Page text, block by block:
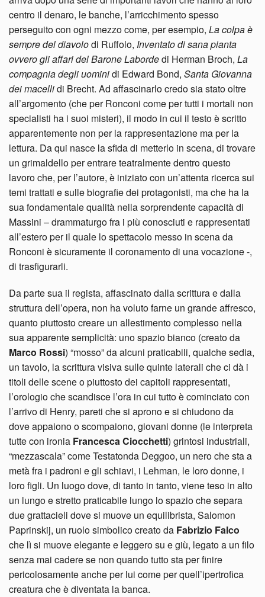
centro il denaro, le banche, l’arricchimento spesso
perseguito con ogni mezzo come, per esempio, La colpa è
sempre del diavolodi Ruffolo, Inventato di sana pianta
ovvero gli affari del Barone Labordedi Herman Broch, La
compagnia degli uominidi Edward Bond, Santa Giovanna
dei macellidi Brecht. Ad affascinarlo credo sia stato oltre
all’argomento (che per Ronconi come per tutti i mortali non
specialisti ha i suoi misteri), il modo in cui il testo è scritto
apparentemente non per la rappresentazione ma per la
lettura. Da qui nasce la sfida di metterlo in scena, di trovare
un grimaldello per entrare teatralmente dentro questo
lavoro che, per l’autore, è iniziato con un’attenta ricerca sui
temi trattati e sulle biografie dei protagonisti, ma che ha la
sua fondamentale qualità nella sorprendente capacità di
Massini – drammaturgo fra i più conosciuti e rappresentati
all’estero per il quale lo spettacolo messo in scena da
Ronconi è sicuramente il coronamento di una vocazione -,
di trasfigurarli.
Da parte sua il regista, affascinato dalla scrittura e dalla
struttura dell’opera, non ha voluto farne un grande affresco,
quanto piuttosto creare un allestimento complesso nella
sua apparente semplicità: uno spazio bianco (creato da
Marco Rossi) “mosso” da alcuni praticabili, qualche sedia,
un tavolo, la scrittura visiva sulle quinte laterali che ci dà i
titoli delle scene o piuttosto dei capitoli rappresentati,
l’orologio che scandisce l’ora in cui tutto è cominciato con
l’arrivo di Henry, pareti che si aprono e si chiudono da
dove appaiono o scompaiono, giovani donne (le interpreta
tutte con ironia Francesca Ciocchetti) grintosi industriali,
“mezzascala” come Testatonda Deggoo, un nero che sta a
metà fra i padroni e gli schiavi, i Lehman, le loro donne, i
loro figli. Un luogo dove, di tanto in tanto, viene teso in alto
un lungo e stretto praticabile lungo lo spazio che separa
due grattacieli dove si muove un equilibrista, Salomon
Paprinskij, un ruolo simbolico creato da Fabrizio Falco
che lì si muove elegante e leggero su e giù, legato a un filo
senza mai cadere se non quando tutto sta per finire
pericolosamente anche per lui come per quell’ipertrofica
creatura che è diventata la banca.